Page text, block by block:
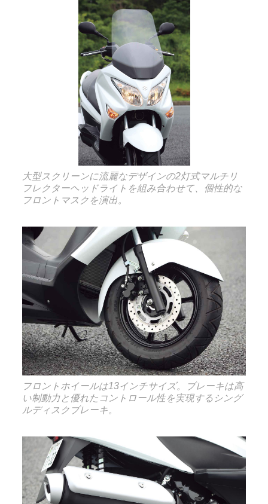
大型スクリーンに流麗なデザインの2灯式マルチリ
フレクターヘッドライトを組み合わせて、個性的な
フロントマスクを演出。
フロントホイールは13インチサイズ。ブレーキは高
い制動力と優れたコントロール性を実現するシング
ルディスクブレーキ。